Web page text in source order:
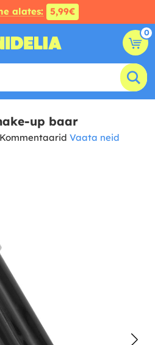
alates: 5,99€
0
up baar
Vaata neid